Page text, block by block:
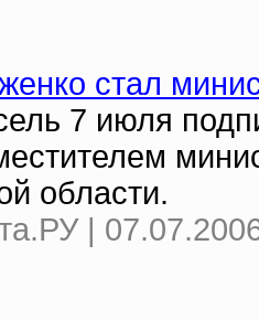
стал
7 июля
области.
|